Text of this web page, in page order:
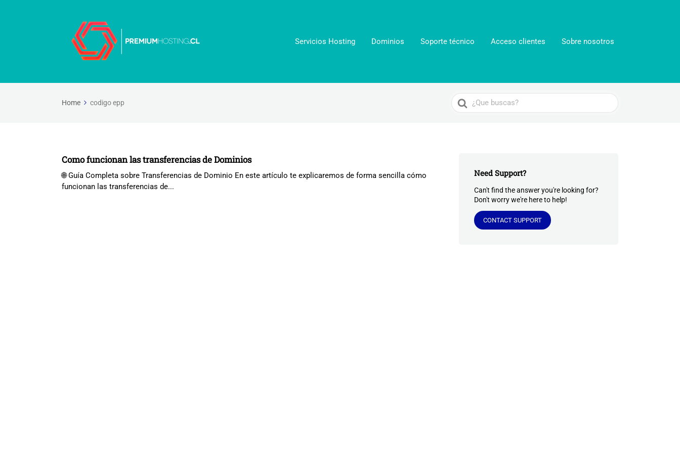
Servicios Hosting Dominios Soporte técnico Acceso clientes Sobre nosotros
Home codigo epp
Search
For
Como funcionan las transferencias de Dominios
🌐 Guía Completa sobre Transferencias de Dominio En este artículo te explicaremos de forma sencilla cómo
funcionan las transferencias de...
Need Support?
Can't find the answer you're looking for?
Don't worry we're here to help!
CONTACT SUPPORT